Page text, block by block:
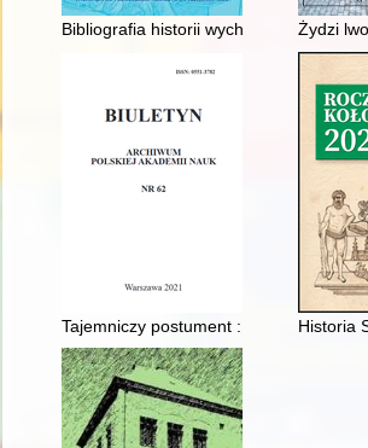
Bibliografia historii wychowania,Żydzi
Tajemniczy postument : próba Historia